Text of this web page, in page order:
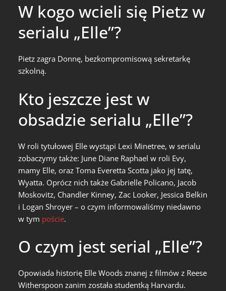
W kogo wcieli się Pietz w
serialu „Elle”?
Pietz zagra Donnę, bezkompromisową sekretarkę
szkolną.
Kto jeszcze jest w
obsadzie serialu „Elle”?
W roli tytułowej Elle wystąpi Lexi Minetree, w serialu
zobaczymy także: June Diane Raphael w roli Evy,
mamy Elle, oraz Toma Everetta Scotta jako jej tatę,
Wyatta. Oprócz nich także Gabrielle Policano, Jacob
Moskovitz, Chandler Kinney, Zac Looker, Jessica Belkin
i Logan Shroyer – o czym informowaliśmy niedawno
w tym poście.
O czym jest serial „Elle”?
Opowiada historię Elle Woods znanej z filmów z Reese
Witherspoon zanim została studentką Harvardu.